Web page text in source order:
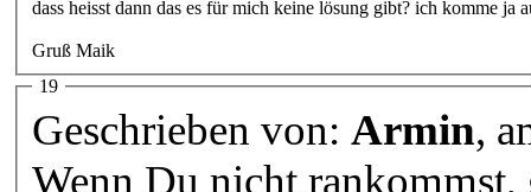
dass heisst dann das es für mich keine lösung gibt? ich komme
Gruß Maik
19
Geschrieben von: Armin,
Wenn Du nicht